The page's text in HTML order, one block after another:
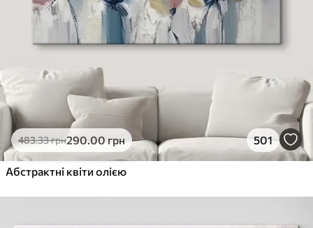
483.33грн290.00грн 501
Абстрактні квіти олією